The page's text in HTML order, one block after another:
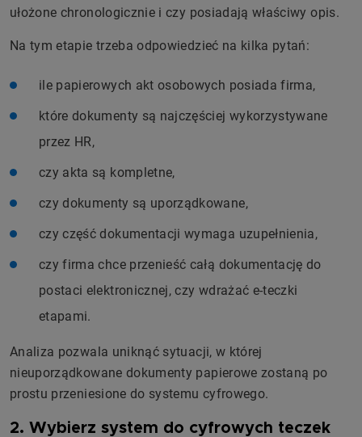
ułożone chronologicznie i czy posiadają właściwy opis.
Na tym etapie trzeba odpowiedzieć na kilka pytań:
ile papierowych akt osobowych posiada firma,
które dokumenty są najczęściej wykorzystywane
przez HR,
czy akta są kompletne,
czy dokumenty są uporządkowane,
czy część dokumentacji wymaga uzupełnienia,
czy firma chce przenieść całą dokumentację do
postaci elektronicznej, czy wdrażać e-teczki
etapami.
Analiza pozwala uniknąć sytuacji, w której
nieuporządkowane dokumenty papierowe zostaną po
prostu przeniesione do systemu cyfrowego.
2. Wybierz system do cyfrowych teczek